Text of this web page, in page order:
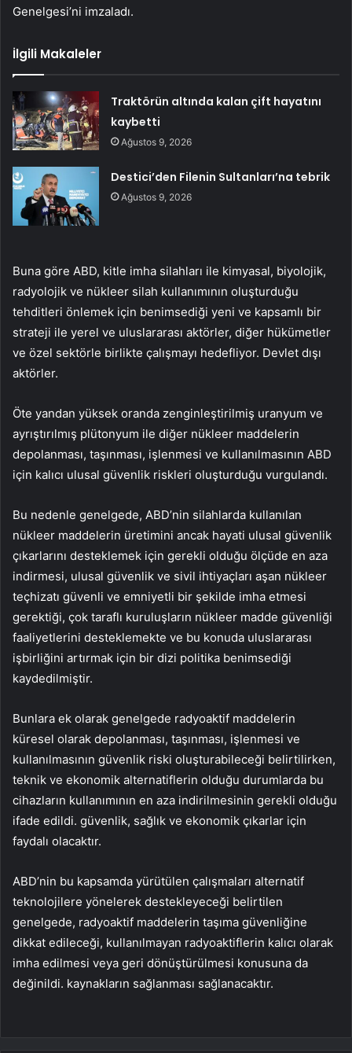
Genelgesi’ni imzaladı.
İlgili Makaleler
Traktörün altında kalan çift hayatını
kaybetti
Ağustos 9, 2026
Destici’den Filenin Sultanları’na tebrik
Ağustos 9, 2026
Buna göre ABD, kitle imha silahları ile kimyasal, biyolojik,
radyolojik ve nükleer silah kullanımının oluşturduğu
tehditleri önlemek için benimsediği yeni ve kapsamlı bir
strateji ile yerel ve uluslararası aktörler, diğer hükümetler
ve özel sektörle birlikte çalışmayı hedefliyor. Devlet dışı
aktörler.
Öte yandan yüksek oranda zenginleştirilmiş uranyum ve
ayrıştırılmış plütonyum ile diğer nükleer maddelerin
depolanması, taşınması, işlenmesi ve kullanılmasının ABD
için kalıcı ulusal güvenlik riskleri oluşturduğu vurgulandı.
Bu nedenle genelgede, ABD’nin silahlarda kullanılan
nükleer maddelerin üretimini ancak hayati ulusal güvenlik
çıkarlarını desteklemek için gerekli olduğu ölçüde en aza
indirmesi, ulusal güvenlik ve sivil ihtiyaçları aşan nükleer
teçhizatı güvenli ve emniyetli bir şekilde imha etmesi
gerektiği, çok taraflı kuruluşların nükleer madde güvenliği
faaliyetlerini desteklemekte ve bu konuda uluslararası
işbirliğini artırmak için bir dizi politika benimsediği
kaydedilmiştir.
Bunlara ek olarak genelgede radyoaktif maddelerin
küresel olarak depolanması, taşınması, işlenmesi ve
kullanılmasının güvenlik riski oluşturabileceği belirtilirken,
teknik ve ekonomik alternatiflerin olduğu durumlarda bu
cihazların kullanımının en aza indirilmesinin gerekli olduğu
ifade edildi. güvenlik, sağlık ve ekonomik çıkarlar için
faydalı olacaktır.
ABD’nin bu kapsamda yürütülen çalışmaları alternatif
teknolojilere yönelerek destekleyeceği belirtilen
genelgede, radyoaktif maddelerin taşıma güvenliğine
dikkat edileceği, kullanılmayan radyoaktiflerin kalıcı olarak
imha edilmesi veya geri dönüştürülmesi konusuna da
değinildi. kaynakların sağlanması sağlanacaktır.